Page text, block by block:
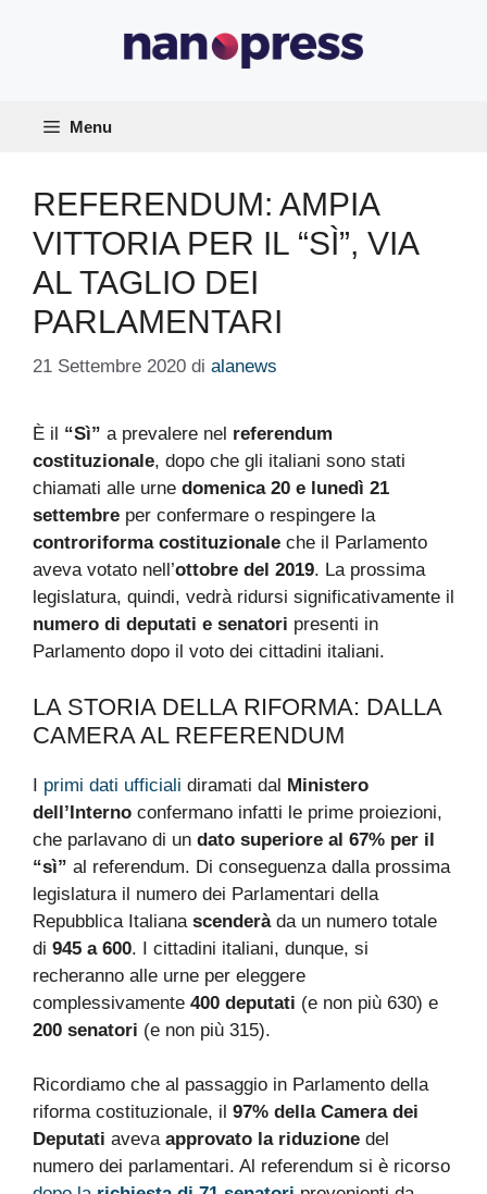
Menu
REFERENDUM: AMPIA
VITTORIA PER IL “SÌ”, VIA
AL TAGLIO DEI
PARLAMENTARI
21 Settembre 2020 di alanews
È il “Sì” a prevalere nel referendum
costituzionale, dopo che gli italiani sono stati
chiamati alle urne domenica 20 e lunedì 21
settembre per confermare o respingere la
controriforma costituzionale che il Parlamento
aveva votato nell’ottobre del 2019. La prossima
legislatura, quindi, vedrà ridursi significativamente il
numero di deputati e senatori presenti in
Parlamento dopo il voto dei cittadini italiani.
LA STORIA DELLA RIFORMA: DALLA
CAMERA AL REFERENDUM
I primi dati ufficiali diramati dal Ministero
dell’Interno confermano infatti le prime proiezioni,
che parlavano di un dato superiore al 67% per il
“sì” al referendum. Di conseguenza dalla prossima
legislatura il numero dei Parlamentari della
Repubblica Italiana scenderà da un numero totale
di 945 a 600. I cittadini italiani, dunque, si
recheranno alle urne per eleggere
complessivamente 400 deputati (e non più 630) e
200 senatori (e non più 315).
Ricordiamo che al passaggio in Parlamento della
riforma costituzionale, il 97% della Camera dei
Deputati aveva approvato la riduzione del
numero dei parlamentari. Al referendum si è ricorso